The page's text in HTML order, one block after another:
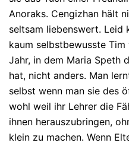
Anoraks. Cengiz­han hält
seltsam liebenswert. Leid
kaum selbstbewusste
Jahr, in dem Maria Speth
hat, nicht anders. Man
selbst wenn man sie des
wohl weil ihr Lehrer die
ihnen herauszubringen,
klein zu machen. Wenn